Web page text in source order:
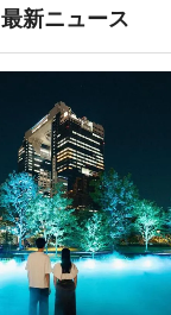
最新ニュース